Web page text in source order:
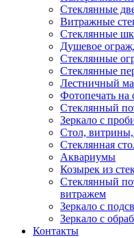
Стеклянные
Витражные
Стеклянные
Душевое
Стеклянные
Стеклянные
Лестничный
Фотопечать на
Стеклянный
Зеркало с
Стол,
Стеклянная
Аквариумы
Козырек из
Стеклянный
витражем
Зеркало с
Зеркало с
Контакты